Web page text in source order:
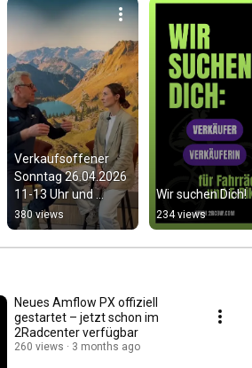
Verkaufsoffener
Sonntag 26.04.2026
11-13 Uhr und
Aktionstag in der
Hochstattmitte
380 views
Wir suchen Dich!
234 views
Neues Amflow PX offiziell
gestartet – jetzt schon im
2Radcenter verfügbar
260 views 3 months ago